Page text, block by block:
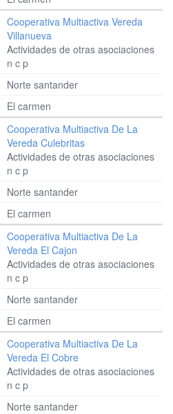
Cooperativa Multiactiva Vereda
Villanueva
Actividades de otras asociaciones
n c p
Norte santander
El carmen
Cooperativa Multiactiva De La
Vereda Culebritas
Actividades de otras asociaciones
n c p
Norte santander
El carmen
Cooperativa Multiactiva De La
Vereda El Cajon
Actividades de otras asociaciones
n c p
Norte santander
El carmen
Cooperativa Multiactiva De La
Vereda El Cobre
Actividades de otras asociaciones
n c p
Norte santander